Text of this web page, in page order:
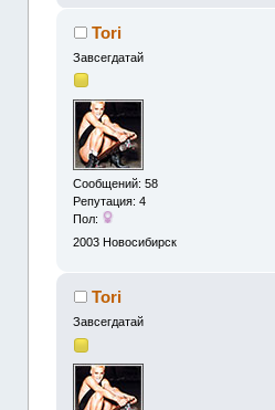
Tori
Завсегдатай
Сообщений: 58
Репутация: 4
Пол:
2003 Новосибирск
Tori
Завсегдатай